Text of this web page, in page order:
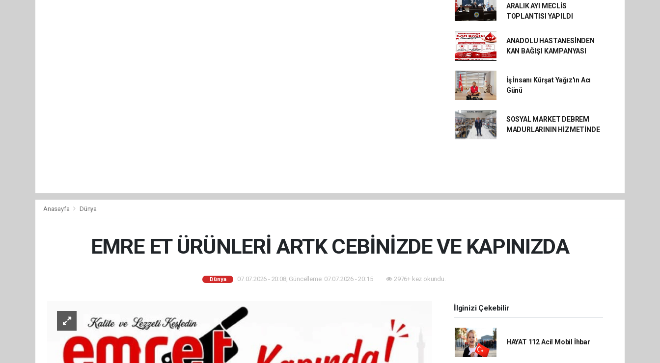
ARALIK AYI MECLİS
TOPLANTISI YAPILDI
ANADOLU HASTANESİNDEN
KAN BAĞIŞI KAMPANYASI
İş İnsanı Kürşat Yağız'ın Acı
Günü
SOSYAL MARKET DEBREM
MADURLARININ HİZMETİNDE
Anasayfa Dünya
EMRE ET ÜRÜNLERİ ARTK CEBİNİZDE VE KAPINIZDA
Dünya 07.07.2026 - 20:08, Güncelleme: 07.07.2026 - 20:15 2976+ kez okundu.
İlginizi Çekebilir
HAYAT 112 Acil Mobil İhbar